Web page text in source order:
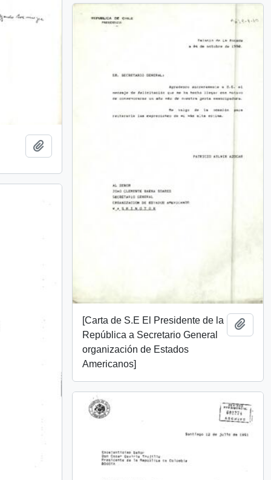
Añadir al portapapeles
[Carta de S.E El Presidente de la
República a Secretario General
organización de Estados
Americanos]